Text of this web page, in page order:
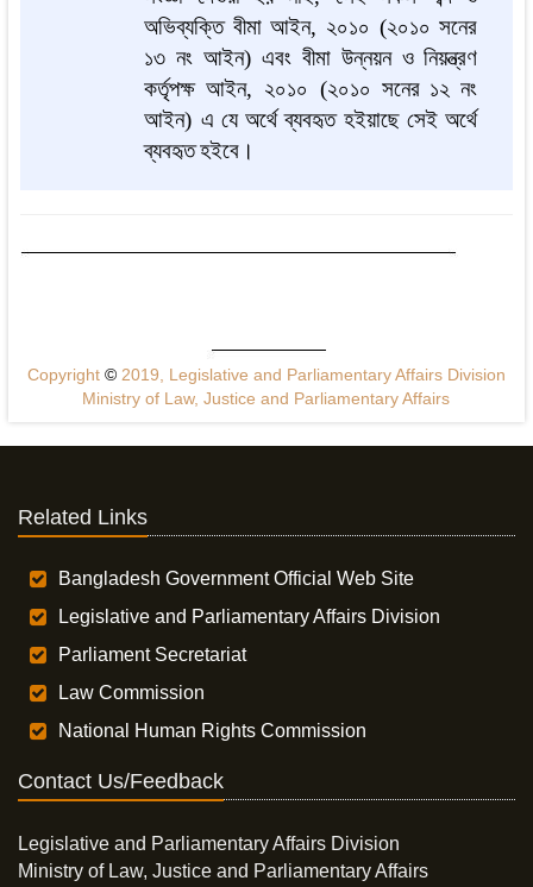
অভিব্যক্তি বীমা আইন, ২০১০ (২০১০ সনের
১৩ নং আইন)এবং বীমা উন্নয়ন ও নিয়ন্ত্রণ
কর্তৃপক্ষ আইন, ২০১০ (২০১০ সনের ১২ নং
আইন) এ যে অর্থে ব্যবহৃত হইয়াছে সেই অর্থে
ব্যবহৃতহইবে।
Copyright ©2019, Legislative and Parliamentary Affairs Division
Ministry of Law, Justice and Parliamentary Affairs
Related Links
Bangladesh Government Official Web Site
Legislative and Parliamentary Affairs Division
Parliament Secretariat
Law Commission
National Human Rights Commission
Contact Us/Feedback
Legislative and Parliamentary Affairs Division
Ministry of Law, Justice and Parliamentary Affairs